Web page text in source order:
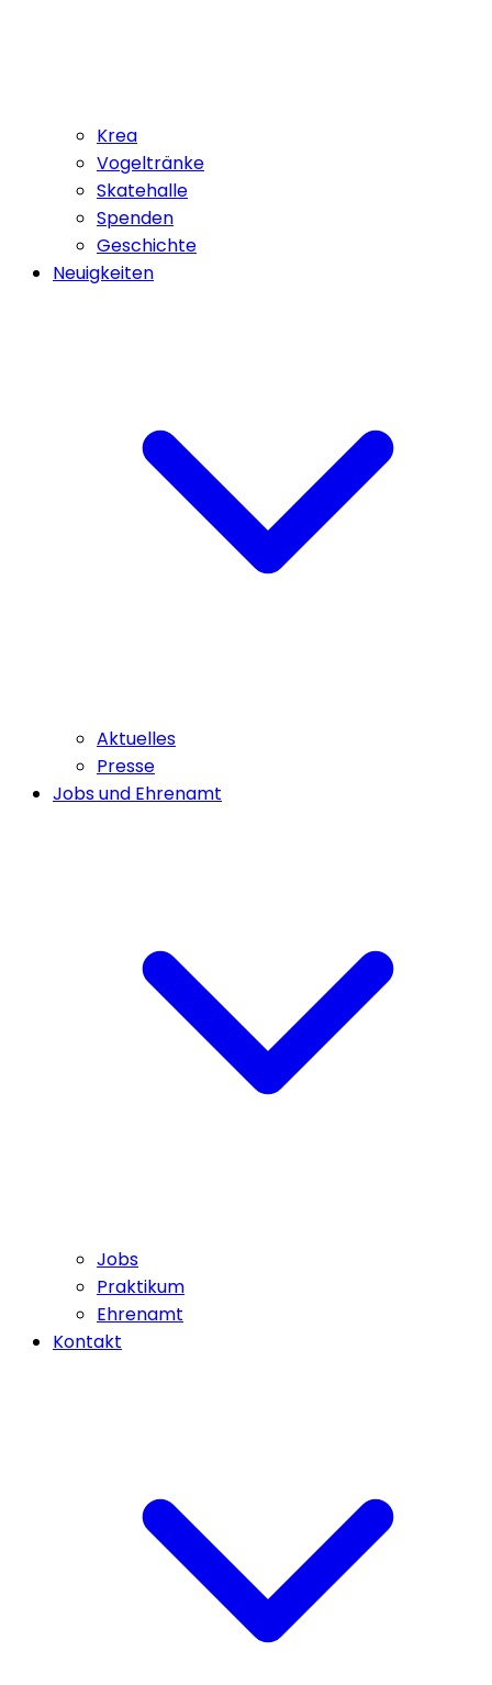
Krea
Vogeltränke
Skatehalle
Spenden
Geschichte
Neuigkeiten
Aktuelles
Presse
Jobs und Ehrenamt
Jobs
Praktikum
Ehrenamt
Kontakt